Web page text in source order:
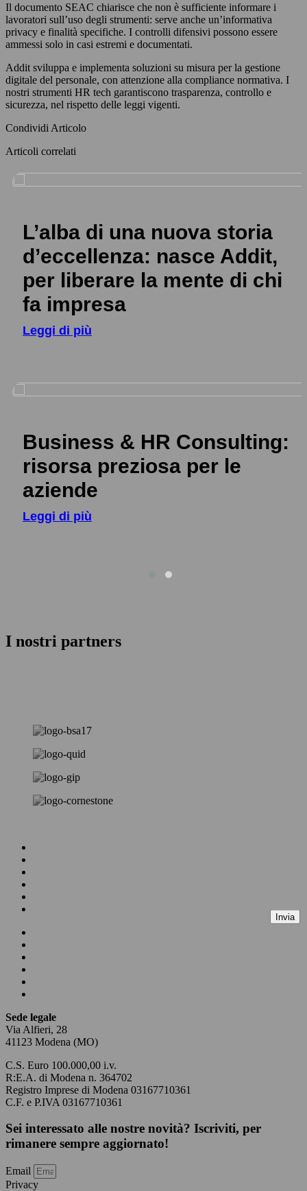
Il documento SEAC chiarisce che non è sufficiente informare i
lavoratori sull’uso degli strumenti: serve anche un’informativa
privacy e finalità specifiche. I controlli difensivi possono essere
ammessi solo in casi estremi e documentati.
Addit sviluppa e implementa soluzioni su misura per la gestione
digitale del personale, con attenzione alla compliance normativa. I
nostri strumenti HR tech garantiscono trasparenza, controllo e
sicurezza, nel rispetto delle leggi vigenti.
Condividi Articolo
Articoli correlati
L’alba di una nuova storia
d’eccellenza: nasce Addit,
per liberare la mente di chi
fa impresa
Leggi di più
Business & HR Consulting:
risorsa preziosa per le
aziende
Leggi di più
I nostri partners
Sede legale
Via Alfieri, 28
41123 Modena (MO)
C.S. Euro 100.000,00 i.v.
R:E.A. di Modena n. 364702
Registro Imprese di Modena 03167710361
C.F. e P.IVA 03167710361
Sei interessato alle nostre novità? Iscriviti, per
rimanere sempre aggiornato!
Email
Invia
Privacy